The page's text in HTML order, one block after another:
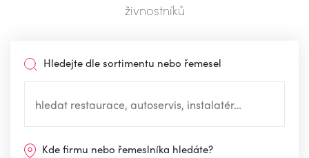
živnostníků
Hledejte dle sortimentu nebo řemesel
Kde firmu nebo řemeslníka hledáte?